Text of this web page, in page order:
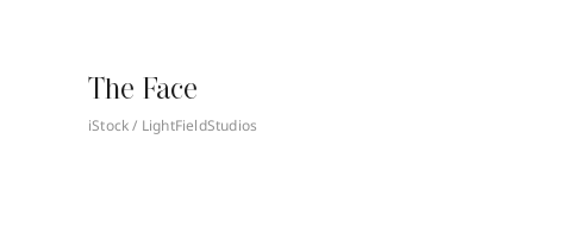
The Face
iStock / LightFieldStudios